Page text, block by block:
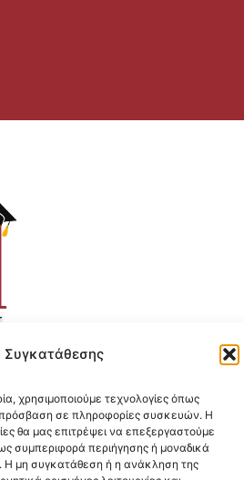
Συγκατάθεσης
χρησιμοποιούμε τεχνολογίες όπως
σε πληροφορίες συσκευών. Η
θα μας επιτρέψει να επεξεργαστούμε
συμπεριφορά περιήγησης ή μοναδικά
Η μη συγκατάθεση ή η ανάκληση της
learning λύση για Data Analytics.